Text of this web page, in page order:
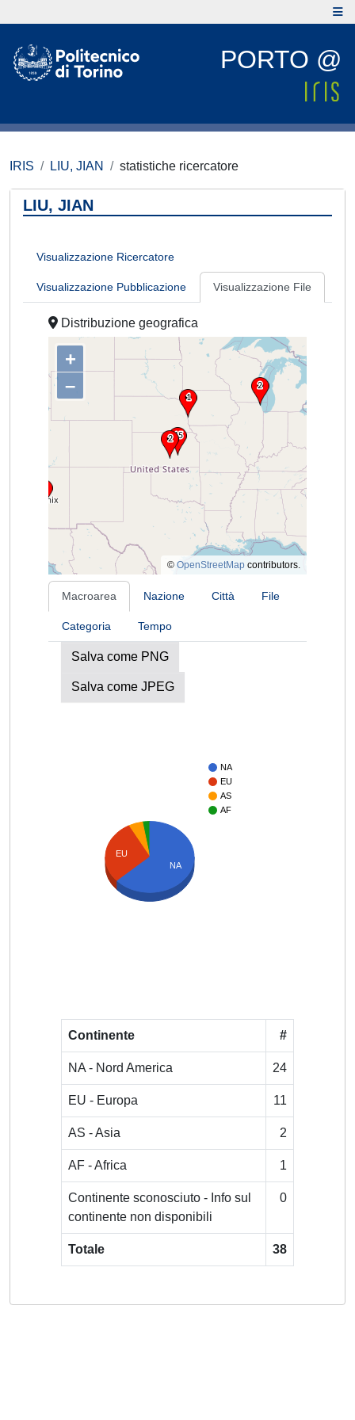
PORTO @
IRIS LIU, JIAN statistiche ricercatore
LIU, JIAN
Visualizzazione Ricercatore
Visualizzazione Pubblicazione Visualizzazione File
Distribuzione geografica
+
–
© OpenStreetMap contributors.
Macroarea Nazione Città File
Categoria Tempo
Salva come PNG
Salva come JPEG
NA
EU
AS
AF
EU
NA
Continente #
NA - Nord America 24
EU - Europa 11
AS - Asia 2
AF - Africa 1
Continente sconosciuto - Info sul
continente non disponibili
0
Totale 38